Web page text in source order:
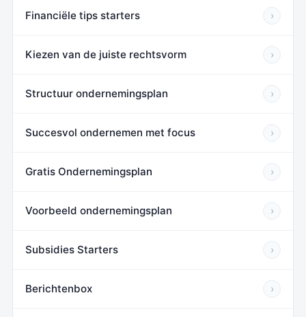
Financiële tips starters ›
Kiezen van de juiste rechtsvorm ›
Structuur ondernemingsplan ›
Succesvol ondernemen met focus ›
Gratis Ondernemingsplan ›
Voorbeeld ondernemingsplan ›
Subsidies Starters ›
Berichtenbox ›